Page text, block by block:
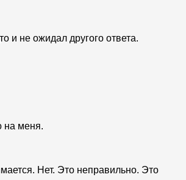
и не ожидал другого ответа.
на меня.
Нет. Это неправильно. Это